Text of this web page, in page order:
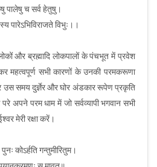
पालेषु च सर्व हेतुषु।
पारेऽभिविराजते विभुः।।
और ब्रह्मादि लोकपालों के पंचभूत में प्रवेश
महत्वपूर्ण सभी कारणों के उनकी परमकरूणा
उस समय दुर्ज्ञेर और घोर अंडकार रूपेण प्रकृति
अपने परम धाम में जो सर्वव्यापी भगवान सभी
मेरी रक्षा करें।
कोऽर्हति गन्तुमीरितुम।